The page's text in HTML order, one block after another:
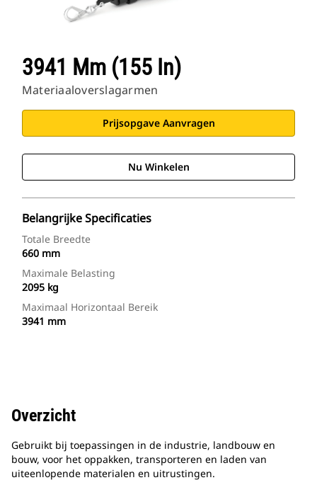
3941 Mm (155 In)
Materiaaloverslagarmen
Prijsopgave Aanvragen
Nu Winkelen
Belangrijke Specificaties
Totale Breedte
660 mm
Maximale Belasting
2095 kg
Maximaal Horizontaal Bereik
3941 mm
Overzicht
Gebruikt bij toepassingen in de industrie, landbouw en
bouw, voor het oppakken, transporteren en laden van
uiteenlopende materialen en uitrustingen.